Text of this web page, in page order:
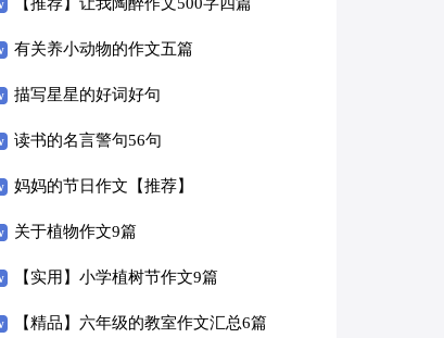
有关养小动物的作文五篇
描写星星的好词好句
读书的名言警句56句
妈妈的节日作文【推荐】
关于植物作文9篇
【实用】小学植树节作文9篇
【精品】六年级的教室作文汇总6篇